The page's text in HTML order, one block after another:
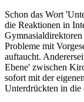
Schon das Wort
die Reaktionen in
Probleme mit
auftaucht.
Ebene' zwischen
sofort mit der
Unterdrückten in